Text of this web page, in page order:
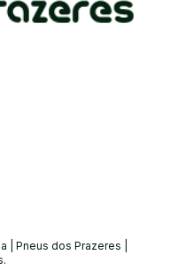
Pneus dos Prazeres |
Diagnóstico